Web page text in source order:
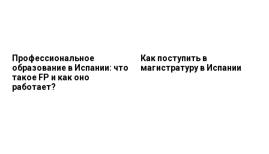
Профессиональное
образование в Испании: что
такое FP и как оно
работает?
Как поступить в
магистратуру в Испании